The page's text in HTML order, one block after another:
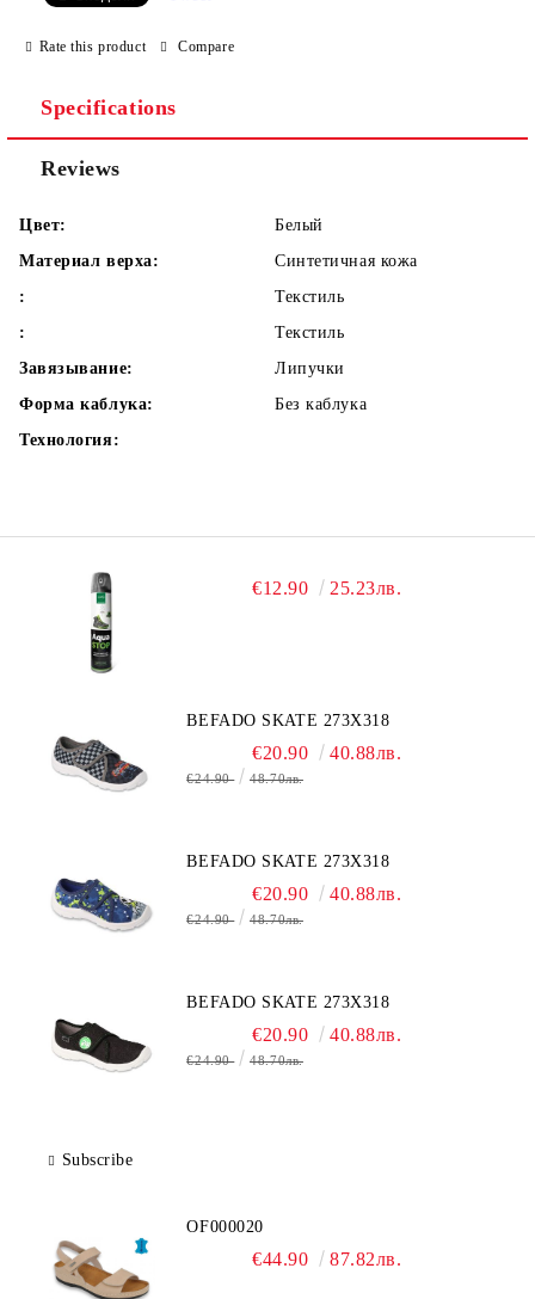
Rate this product Compare
Specifications
Reviews
Цвет:
Белый
Материал верха:
Синтетичная кожа
:
Текстиль
:
Текстиль
Завязывание:
Липучки
Форма каблука:
Без каблука
Технология:
€12.90 25.23лв.
BEFADO SKATE 273X318
€20.90 40.88лв.
€24.90 48.70лв.
BEFADO SKATE 273X318
€20.90 40.88лв.
€24.90 48.70лв.
BEFADO SKATE 273X318
€20.90 40.88лв.
€24.90 48.70лв.
Subscribe
OF000020
€44.90 87.82лв.